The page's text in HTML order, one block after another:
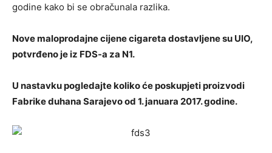
godine kako bi se obračunala razlika.
Nove maloprodajne cijene cigareta dostavljene su UIO,
potvrđeno je iz FDS-a za N1.
U nastavku pogledajte koliko će poskupjeti proizvodi
Fabrike duhana Sarajevo od 1. januara 2017. godine.